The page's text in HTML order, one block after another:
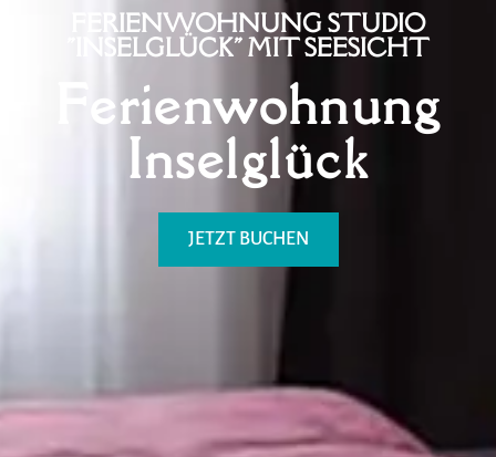
FERIENWOHNUNG STUDIO
"INSELGLÜCK" MIT SEESICHT
Ferienwohnung
Inselglück
JETZT BUCHEN